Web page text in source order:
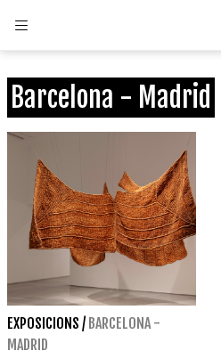
Barcelona - Madrid
EXPOSICIONS / BARCELONA -
MADRID